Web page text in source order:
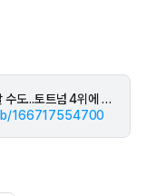
스포키 : "SON, 바르사 or 레알 갈 수도...토트넘 4위에 못 들면" 英 매체 전망
166717554700